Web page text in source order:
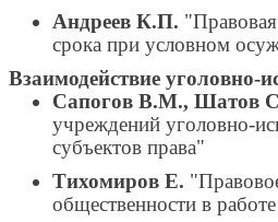
Андреев К.П.
срока при условном
Взаимодействие уголовно-
Сапогов В.М., Шатов
учреждений уголовно-
субъектов права"
Тихомиров Е.
общественности в